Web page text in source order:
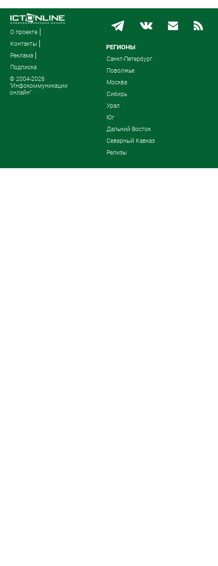
О проекте
Контакты
Реклама
Подписка
© 2004-2026
"Инфокоммуникации
онлайн"
РЕГИОНЫ
Санкт-Петербург
Поволжье
Москва
Сибирь
Урал
Юг
Дальний Восток
Северный Кавказ
Релизы